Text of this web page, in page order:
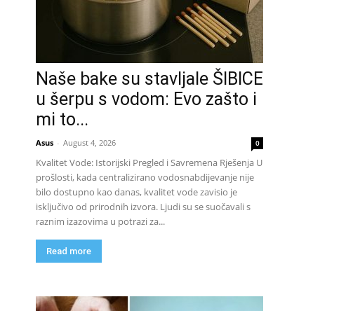
Naše bake su stavljale ŠIBICE
u šerpu s vodom: Evo zašto i
mi to...
Asus - August 4, 2026 0
Kvalitet Vode: Istorijski Pregled i Savremena Rješenja U
prošlosti, kada centralizirano vodosnabdijevanje nije
bilo dostupno kao danas, kvalitet vode zavisio je
isključivo od prirodnih izvora. Ljudi su se suočavali s
raznim izazovima u potrazi za...
Read more